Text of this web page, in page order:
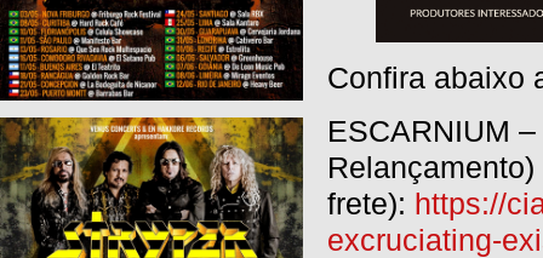
Confira abaixo
ESCARNIUM
frete): https://
excruciating-